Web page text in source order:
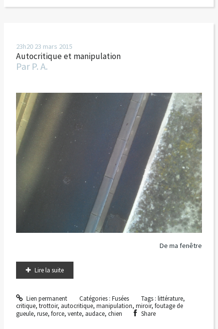
23h20 23 mars 2015
Autocritique et manipulation
Par P. A.
De ma fenêtre
Lire la suite
Lien permanent Catégories : Fusées Tags : littérature,
critique, trottoir, autocritique, manipulation, miroir, foutage de
gueule, ruse, force, vente, audace, chien Share